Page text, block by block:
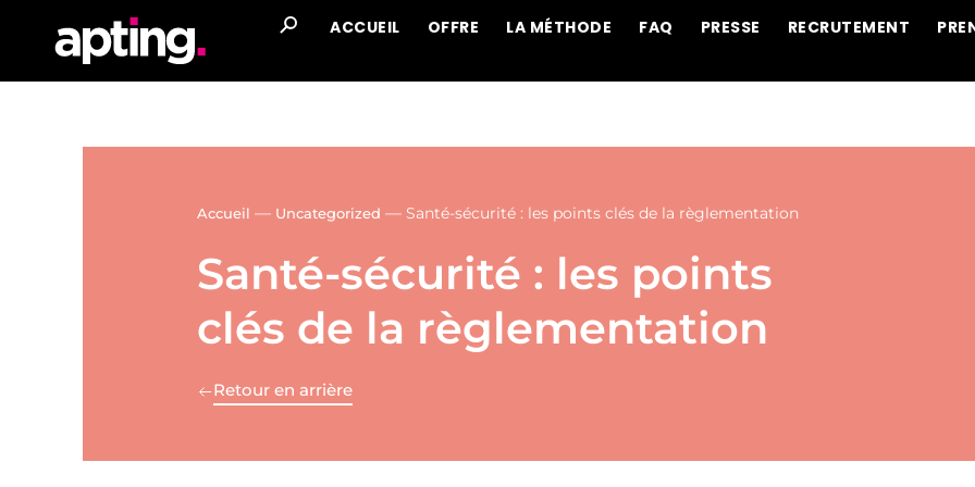
ACCUEIL OFFRE LA MÉTHODE FAQ PRESSE RECRUTEMENT
Accueil — Uncategorized — Santé-sécurité : les points clés de la règlementation
Santé-sécurité : les points
clés de la règlementation
Retour en arrière